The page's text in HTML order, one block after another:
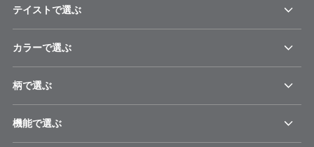
テイストで選ぶ
カラーで選ぶ
柄で選ぶ
機能で選ぶ